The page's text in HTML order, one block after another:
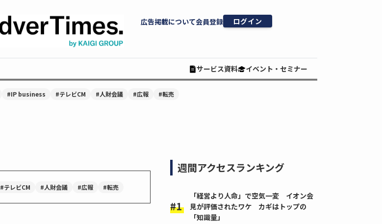
広告掲載について会員登録 ログイン
サービス資料 イベント・セミナー
#IP business #テレビCM #人財会議 #広報 #転売
#テレビCM #人財会議 #広報 #転売
週間アクセスランキング
「経営より人命」で空気一変 イオン会
見が評価されたワケ カギはトップの
「知識量」